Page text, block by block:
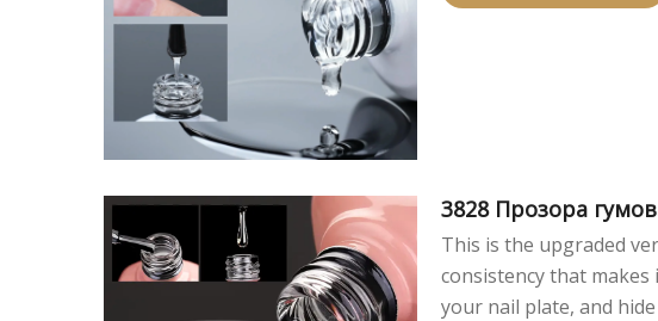
3828 Прозора
This is the upgraded
consistency that
your nail plate, and